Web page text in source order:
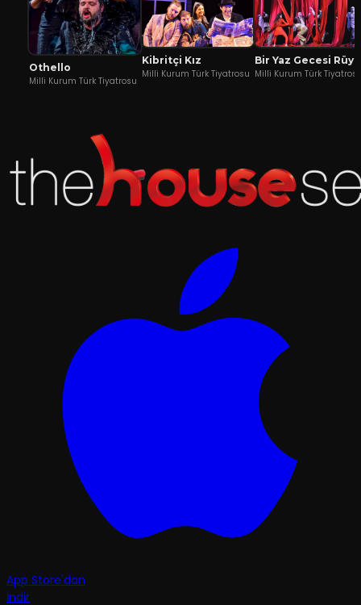
Othello
Milli Kurum Türk Tiyatrosu
Kibritçi Kız
Milli Kurum Türk Tiyatrosu
Bir Yaz Gecesi Rüyası
Milli Kurum Türk
App Store'dan
İndir